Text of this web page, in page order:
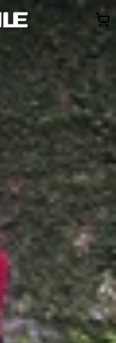
Tư vấn
Khuyến
báo
Khách
lượng pin